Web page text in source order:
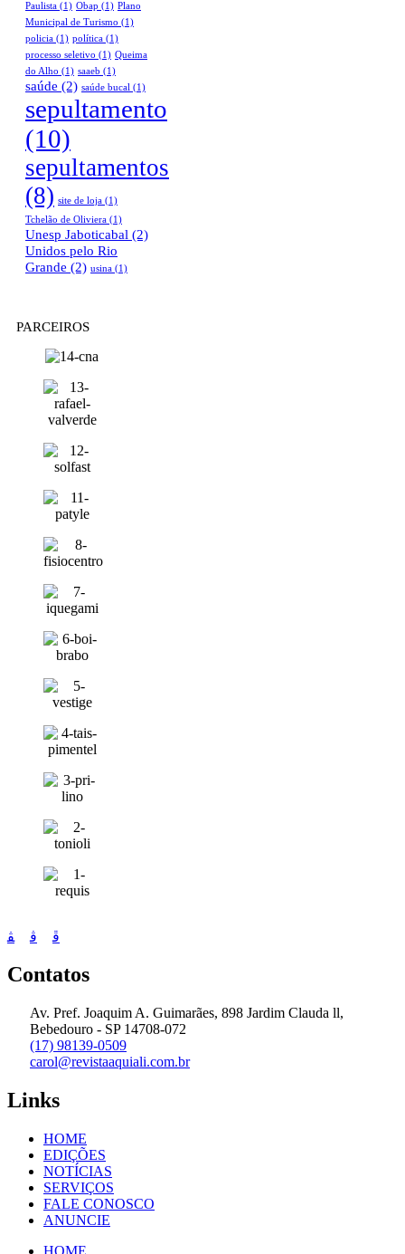
Paulista (1) Obap (1) Plano
Municipal de Turismo (1)
policia (1) política (1)
processo seletivo (1) Queima
do Alho (1) saaeb (1)
saúde (2) saúde bucal (1)
sepultamento
(10)
sepultamentos
(8) site de loja (1)
Tchelão de Oliviera (1)
Unesp Jaboticabal (2)
Unidos pelo Rio
Grande (2) usina (1)
PARCEIROS
Contatos
Av. Pref. Joaquim A. Guimarães, 898 Jardim Clauda ll,
Bebedouro - SP 14708-072
(17) 98139-0509
carol@revistaaquiali.com.br
Links
HOME
EDIÇÕES
NOTÍCIAS
SERVIÇOS
FALE CONOSCO
ANUNCIE
HOME